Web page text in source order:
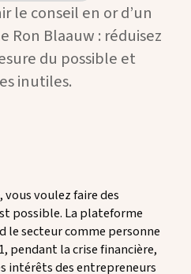
le conseil en or d’un
Blaauw : réduisez
du possible et
inutiles.
voulez faire des
possible. La plateforme
le secteur comme personne
pendant la crise financière,
intérêts des entrepreneurs